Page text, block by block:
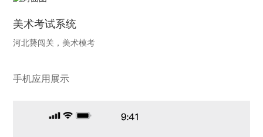
美术考试系统
河北兿闯关，美术模考
手机应用展示